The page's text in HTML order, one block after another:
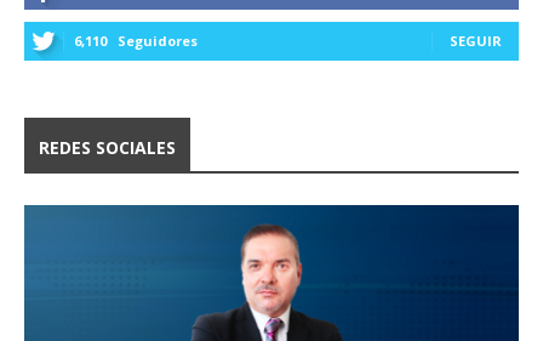
6,110 Seguidores SEGUIR
REDES SOCIALES